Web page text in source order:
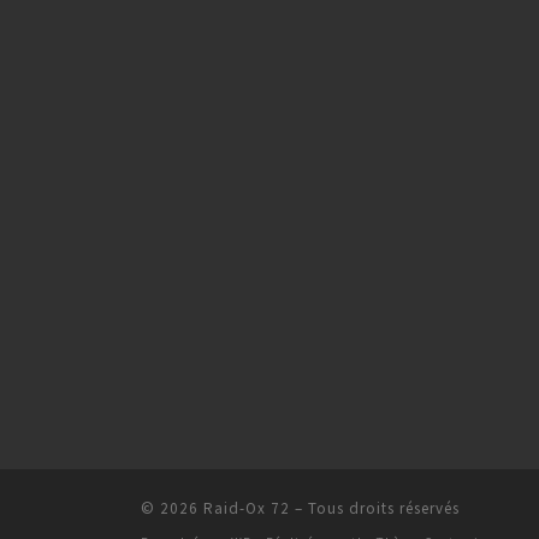
© 2026 Raid-Ox 72 – Tous droits réservés